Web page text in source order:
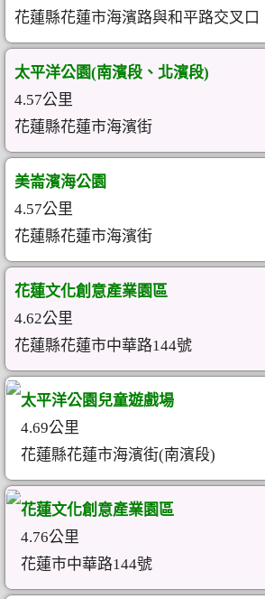
花蓮縣花蓮市海濱路與和平路交叉口
太平洋公園(南濱段、北濱段)
4.57公里
花蓮縣花蓮市海濱街
美崙濱海公園
4.57公里
花蓮縣花蓮市海濱街
花蓮文化創意產業園區
4.62公里
花蓮縣花蓮市中華路144號
太平洋公園兒童遊戲場
4.69公里
花蓮縣花蓮市海濱街(南濱段)
花蓮文化創意產業園區
4.76公里
花蓮市中華路144號